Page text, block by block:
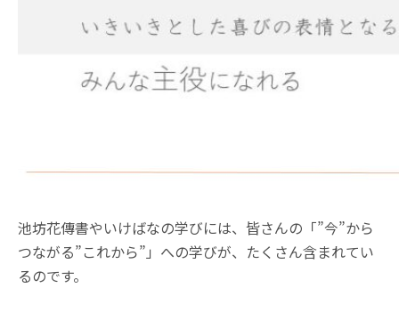
池坊花傳書やいけばなの学びには、皆さんの「”今”から
つながる”これから”」への学びが、たくさん含まれてい
るのです。